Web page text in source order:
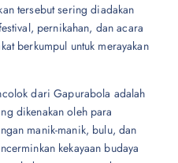
tersebut sering diadakan
pernikahan, dan acara
berkumpul untuk merayakan
dari Gapurabola adalah
dikenakan oleh para
manik-manik, bulu, dan
kekayaan budaya